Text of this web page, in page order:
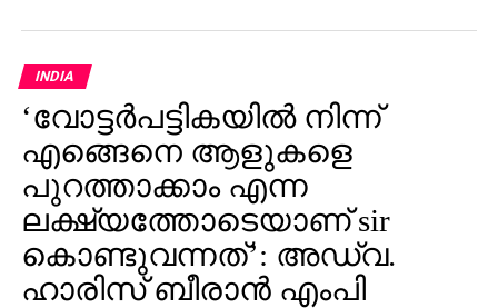
ശക്തമായ പോരാട്ടത്തെയാണ് നേരിടേണ്ടിവരിക.
MODI-RAHUL
ഇസ്രായേലിലെ യു.എസ് അംബാസഡറെ
‘നായിന്റെ മോന്‍’ എന്ന് വിളിച്ച് ഫലസ്തീന്‍
പ്രസിഡന്റ്
DON'T MISS
‘പൂമരം’ കണ്ടു; അനുഭവം പങ്കുവെച്ച് വിനീത്
ശ്രീനിവാസന്‍
INDIA
‘വോട്ടര്‍പട്ടികയില്‍ നിന്ന്
എങ്ങെനെ ആളുകളെ
പുറത്താക്കാം എന്ന
ലക്ഷ്യത്തോടെയാണ് sir
കൊണ്ടുവന്നത്’: അഡ്വ.
ഹാരിസ് ബീരാൻ എംപി